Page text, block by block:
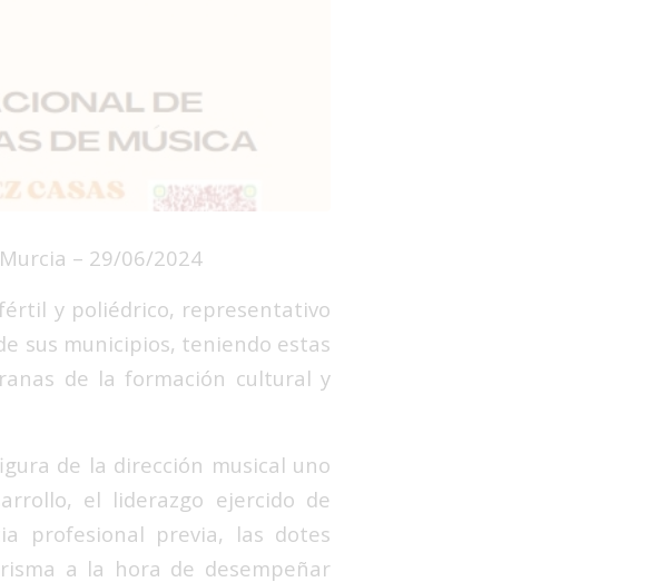
– 29/06/2024
y poliédrico, representativo
sus municipios, teniendo estas
de la formación cultural y
de la dirección musical uno
el liderazgo ejercido de
profesional previa, las dotes
a la hora de desempeñar